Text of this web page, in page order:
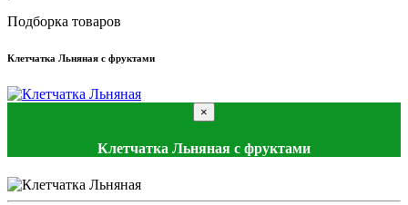
Подборка товаров
Клетчатка Льняная с фруктами
×
Клетчатка Льняная с фруктами